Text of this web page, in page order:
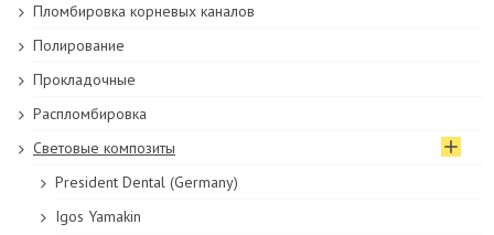
Пломбировка корневых каналов
Полирование
Прокладочные
Распломбировка
Световые композиты
President Dental (Germany)
Igos Yamakin